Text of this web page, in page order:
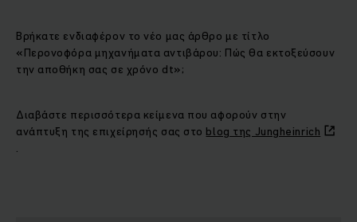
Βρήκατε ενδιαφέρον το νέο μας άρθρο με τίτλο
«Περονοφόρα μηχανήματα αντιβάρου: Πώς θα εκτοξεύσουν
την αποθήκη σας σε χρόνο dt»;
Διαβάστε περισσότερα κείμενα που αφορούν στην
ανάπτυξη της επιχείρησής σας στο blog της Jungheinrich
.